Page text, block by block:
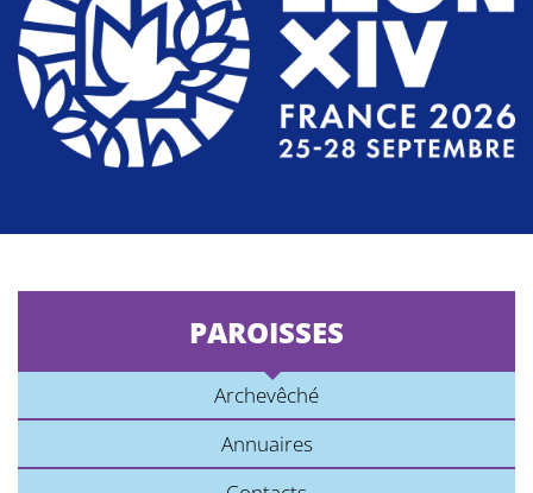
PAROISSES
Archevêché
Annuaires